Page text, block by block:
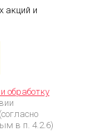
акций и
обработку
(согласно
в п. 4.2.6)